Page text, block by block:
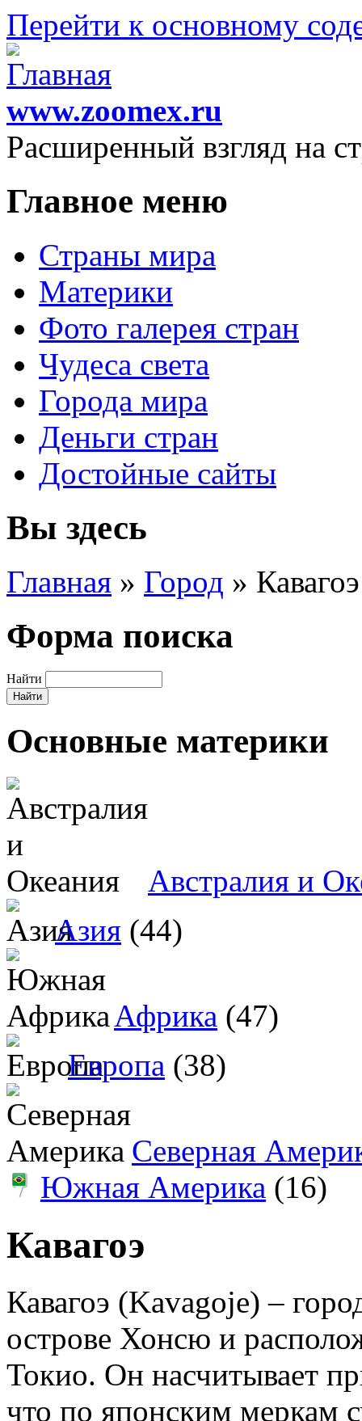
Перейти к основному
www.zoomex.ru
Расширенный взгляд на
Главное меню
Страны мира
Материки
Фото галерея стран
Чудеса света
Города мира
Деньги стран
Достойные сайты
Вы здесь
Главная » Город » Кавагоэ
Форма поиска
Найти
Основные материки
Австралия и
Азия (44)
Африка (47)
Европа (38)
Северная
Южная Америка (16)
Кавагоэ
Кавагоэ (Kavagoje) –
острове Хонсю и
Токио. Он насчитывает
что по японским меркам